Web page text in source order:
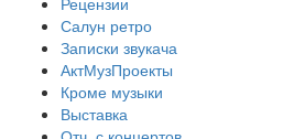
Салун ретро
Записки звукача
АктМузПроекты
Кроме музыки
Выставка